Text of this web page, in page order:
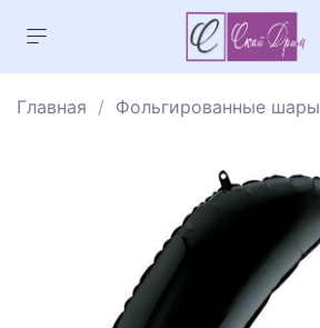
Главная Фольгированные шары